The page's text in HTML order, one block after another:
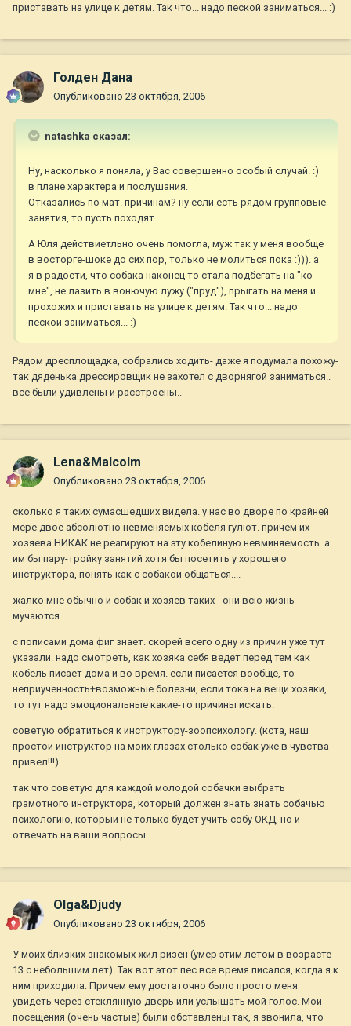
приставать на улице к детям. Так что... надо пеской заниматься... :)
Голден Дана
Опубликовано 23 октября, 2006
natashka сказал:
Ну, насколько я поняла, у Вас совершенно особый случай. :)
в плане характера и послушания.
Отказались по мат. причинам? ну если есть рядом групповые
занятия, то пусть походят...
А Юля действиетльно очень помогла, муж так у меня вообще
в восторге-шоке до сих пор, только не молиться пока :))). а
я в радости, что собака наконец то стала подбегать на "ко
мне", не лазить в вонючую лужу ("пруд"), прыгать на меня и
прохожих и приставать на улице к детям. Так что... надо
пеской заниматься... :)
Рядом дресплощадка, собрались ходить- даже я подумала похожу-
так дяденька дрессировщик не захотел с дворнягой заниматься..
все были удивлены и расстроены..
Lena&Malcolm
Опубликовано 23 октября, 2006
сколько я таких сумасшедших видела. у нас во дворе по крайней
мере двое абсолютно невменяемых кобеля гулют. причем их
хозяева НИКАК не реагируют на эту кобелиную невминяемость. а
им бы пару-тройку занятий хотя бы посетить у хорошего
инструктора, понять как с собакой общаться....
жалко мне обычно и собак и хозяев таких - они всю жизнь
мучаются...
с пописами дома фиг знает. скорей всего одну из причин уже тут
указали. надо смотреть, как хозяка себя ведет перед тем как
кобель писает дома и во время. если писается вообще, то
неприученность+возможные болезни, если тока на вещи хозяки,
то тут надо эмоциональные какие-то причины искать.
советую обратиться к инструктору-зоопсихологу. (кста, наш
простой инструктор на моих глазах столько собак уже в чувства
привел!!!)
так что советую для каждой молодой собачки выбрать
грамотного инструктора, который должен знать знать собачью
психологию, который не только будет учить собу ОКД, но и
отвечать на ваши вопросы
Olga&Djudy
Опубликовано 23 октября, 2006
У моих близких знакомых жил ризен (умер этим летом в возрасте
13 с небольшим лет). Так вот этот пес все время писался, когда я к
ним приходила. Причем ему достаточно было просто меня
увидеть через стеклянную дверь или услышать мой голос. Мои
посещения (очень частые) были обставлены так, я звонила, что